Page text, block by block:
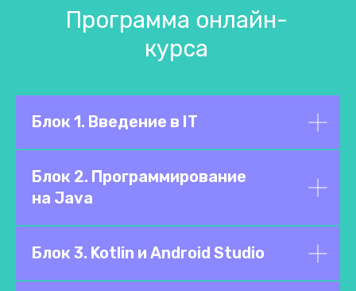
Программа онлайн-
курса
Блок 1. Введение в IT
Блок 2. Программирование
на Java
Блок 3. Kotlin и Android Studio